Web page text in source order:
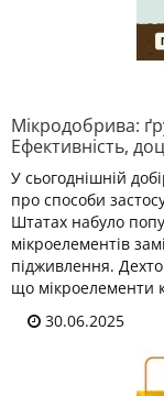
Мікродобрива:
Ефективність,
У сьогоднішній
про способи
Штатах набуло
мікроелементів
підживлення. Дехто
що мікроелементи
30.06.2025